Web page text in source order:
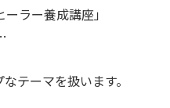
ラー養成講座」
テーマを扱います。